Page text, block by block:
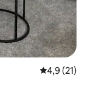
4,9 (21)